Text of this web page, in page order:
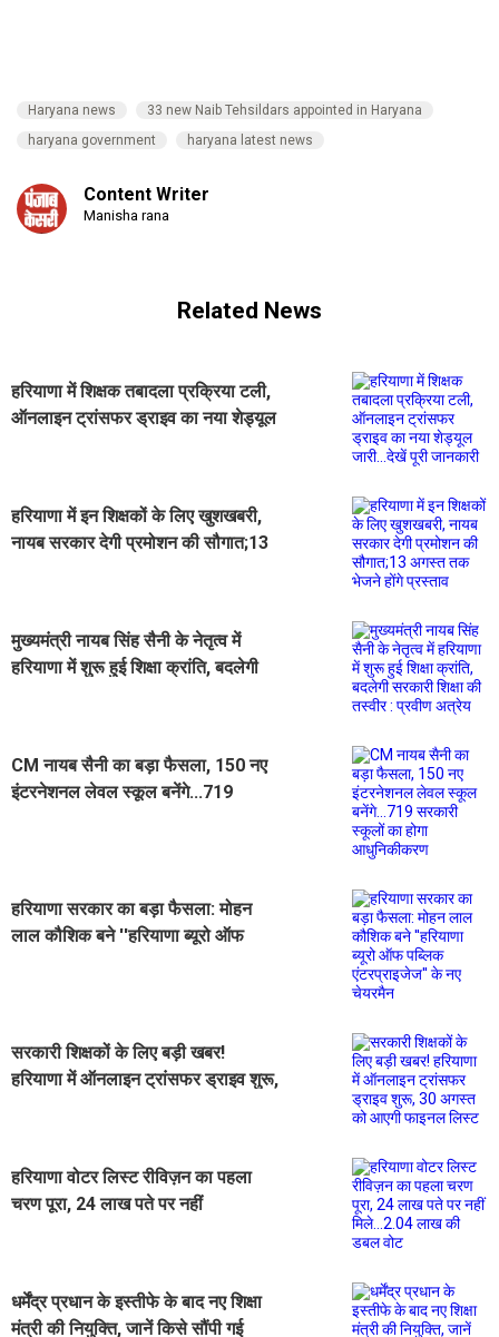
Haryana news
33 new Naib Tehsildars appointed in Haryana
haryana government
haryana latest news
Content Writer
Manisha rana
Related News
हरियाणा में शिक्षक तबादला प्रक्रिया टली,
ऑनलाइन ट्रांसफर ड्राइव का नया शेड्यूल
हरियाणा में इन शिक्षकों के लिए खुशखबरी,
नायब सरकार देगी प्रमोशन की सौगात;13
मुख्यमंत्री नायब सिंह सैनी के नेतृत्व में
हरियाणा में शुरू हुई शिक्षा क्रांति, बदलेगी
CM नायब सैनी का बड़ा फैसला, 150 नए
इंटरनेशनल लेवल स्कूल बनेंगे...719
हरियाणा सरकार का बड़ा फैसला: मोहन
लाल कौशिक बने ''हरियाणा ब्यूरो ऑफ
सरकारी शिक्षकों के लिए बड़ी खबर!
हरियाणा में ऑनलाइन ट्रांसफर ड्राइव शुरू,
हरियाणा वोटर लिस्ट रीविज़न का पहला
चरण पूरा, 24 लाख पते पर नहीं
धर्मेंद्र प्रधान के इस्तीफे के बाद नए शिक्षा
मंत्री की नियुक्ति, जानें किसे सौंपी गई